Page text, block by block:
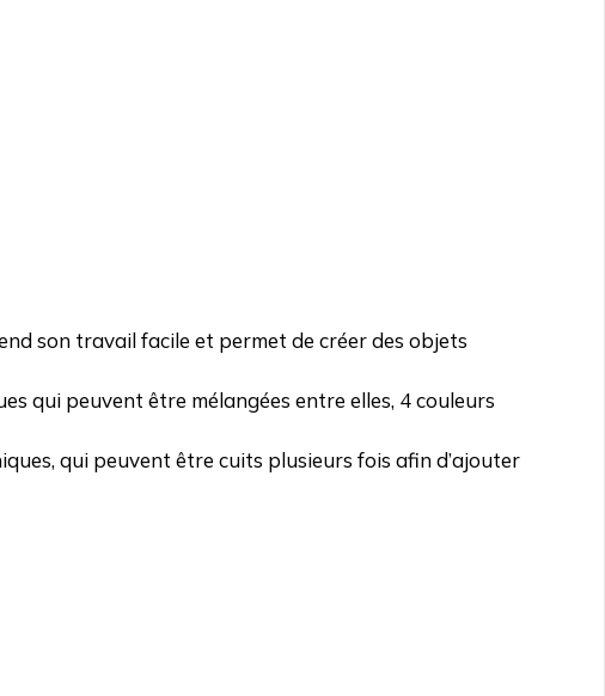
son travail facile et permet de créer des objets
qui peuvent être mélangées entre elles, 4 couleurs
qui peuvent être cuits plusieurs fois afin d’ajouter